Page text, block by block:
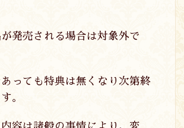
発売される場合は対象外で
っても特典は無くなり次第終
。